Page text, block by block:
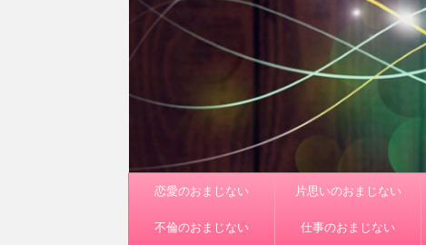
恋愛のおまじない 片思いのおまじない
不倫のおまじない 仕事のおまじない